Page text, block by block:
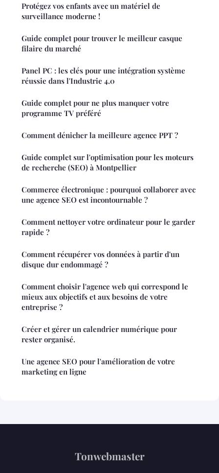
Protégez vos enfants avec un matériel de
surveillance moderne !
Guide complet pour trouver le meilleur casque
filaire du marché
Panel PC : les clés pour une intégration système
réussie dans l'Industrie 4.0
Guide complet pour ne plus manquer votre
programme TV préféré
Comment dénicher la meilleure agence PPT ?
Guide complet sur l'optimisation pour les moteurs
de recherche (SEO) à Montpellier
Commerce électronique : pourquoi collaborer avec
une agence SEO est incontournable ?
Comment nettoyer votre ordinateur pour le garder
rapide ?
Comment récupérer vos données à partir d'un
disque dur endommagé ?
Comment choisir l'agence web qui correspond le
mieux aux objectifs et aux besoins de votre
entreprise ?
Créer et gérer un calendrier numérique pour
rester organisé.
Une agence SEO pour l'amélioration de votre
marketing en ligne
Tonwebmaster